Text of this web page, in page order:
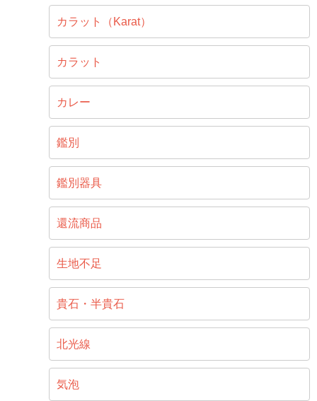
カラット（Karat）
カラット
カレー
鑑別
鑑別器具
還流商品
生地不足
貴石・半貴石
北光線
気泡